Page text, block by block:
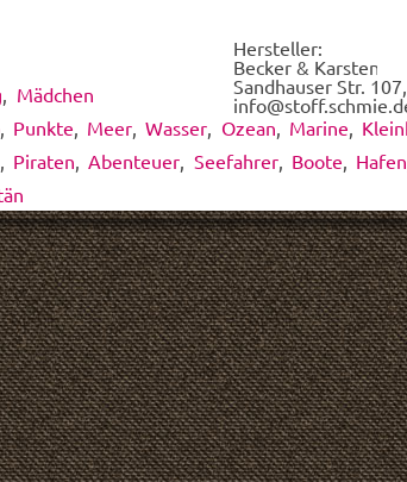
Design
drucken.
*
Hersteller:
Becker & Karsten
Sandhauser Str.
Mädchen
Punkte Meer Wasser Ozean Marine
Piraten Abenteuer Seefahrer, Boote Hafen